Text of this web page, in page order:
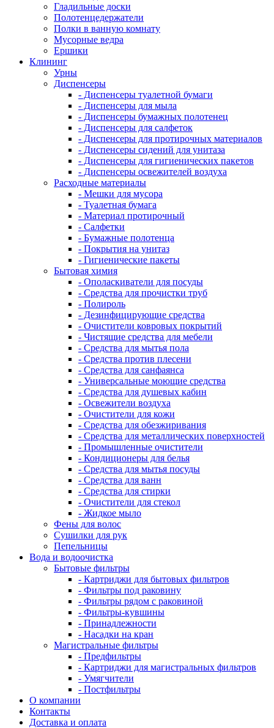
Гладильные доски
Полотенцедержатели
Полки в ванную комнату
Мусорные ведра
Ершики
Клининг
Урны
Диспенсеры
- Диспенсеры туалетной бумаги
- Диспенсеры для мыла
- Диспенсеры бумажных полотенец
- Диспенсеры для салфеток
- Диспенсеры для протирочных материалов
- Диспенсеры сидений для унитаза
- Диспенсеры для гигиенических пакетов
- Диспенсеры освежителей воздуха
Расходные материалы
- Мешки для мусора
- Туалетная бумага
- Материал протирочный
- Салфетки
- Бумажные полотенца
- Покрытия на унитаз
- Гигиенические пакеты
Бытовая химия
- Ополаскиватели для посуды
- Средства для прочистки труб
- Полироль
- Дезинфицирующие средства
- Очистители ковровых покрытий
- Чистящие средства для мебели
- Средства для мытья пола
- Средства против плесени
- Средства для санфаянса
- Универсальные моющие средства
- Средства для душевых кабин
- Освежители воздуха
- Очистители для кожи
- Средства для обезжиривания
- Средства для металлических поверхностей
- Промышленные очистители
- Кондиционеры для белья
- Средства для мытья посуды
- Средства для ванн
- Средства для стирки
- Очистители для стекол
- Жидкое мыло
Фены для волос
Сушилки для рук
Пепельницы
Вода и водоочистка
Бытовые фильтры
- Картриджи для бытовых фильтров
- Фильтры под раковину
- Фильтры рядом с раковиной
- Фильтры-кувшины
- Принадлежности
- Насадки на кран
Магистральные фильтры
- Предфильтры
- Картриджи для магистральных фильтров
- Умягчители
- Постфильтры
О компании
Контакты
Доставка и оплата